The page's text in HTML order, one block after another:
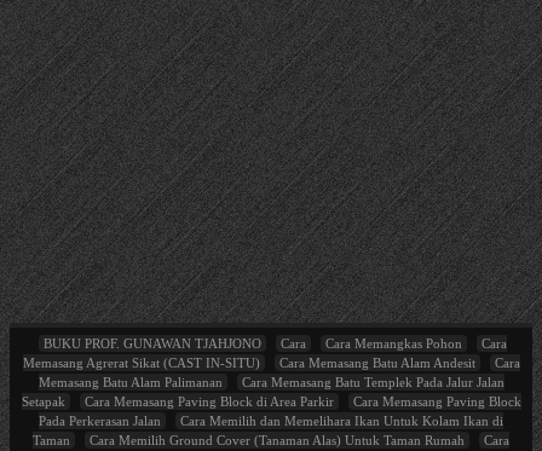
BUKU PROF. GUNAWAN TJAHJONO Cara Cara Memangkas Pohon
Cara
Memasang Agrerat Sikat (CAST IN-SITU)
Cara Memasang Batu Alam Andesit
Cara
Memasang Batu Alam Palimanan
Cara Memasang Batu Templek Pada Jalur Jalan
Setapak
Cara Memasang Paving Block di Area Parkir
Cara Memasang Paving Block
Pada Perkerasan Jalan
Cara Memilih dan Memelihara Ikan Untuk Kolam Ikan di
Taman
Cara Memilih Ground Cover (Tanaman Alas) Untuk Taman Rumah
Cara